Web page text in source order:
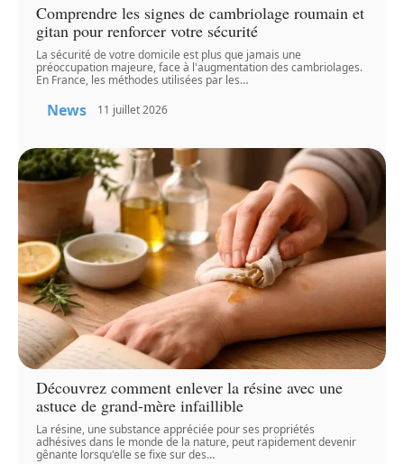
Comprendre les signes de cambriolage roumain et
gitan pour renforcer votre sécurité
La sécurité de votre domicile est plus que jamais une
préoccupation majeure, face à l'augmentation des cambriolages.
En France, les méthodes utilisées par les…
News 11 juillet 2026
Découvrez comment enlever la résine avec une
astuce de grand-mère infaillible
La résine, une substance appréciée pour ses propriétés
adhésives dans le monde de la nature, peut rapidement devenir
gênante lorsqu'elle se fixe sur des…